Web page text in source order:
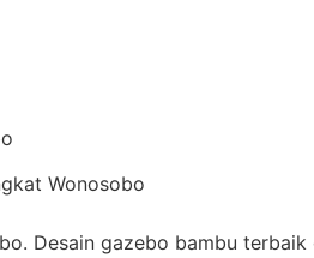
Wonosobo
Desain gazebo bambu terbaik